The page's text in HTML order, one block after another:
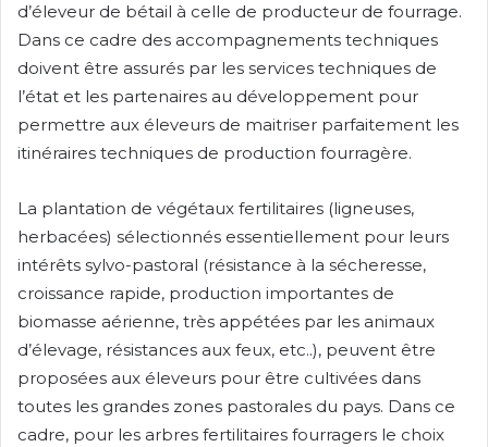
d’éleveur de bétail à celle de producteur de fourrage.
Dans ce cadre des accompagnements techniques
doivent être assurés par les services techniques de
l’état et les partenaires au développement pour
permettre aux éleveurs de maitriser parfaitement les
itinéraires techniques de production fourragère.
La plantation de végétaux fertilitaires (ligneuses,
herbacées) sélectionnés essentiellement pour leurs
intérêts sylvo-pastoral (résistance à la sécheresse,
croissance rapide, production importantes de
biomasse aérienne, très appétées par les animaux
d’élevage, résistances aux feux, etc..), peuvent être
proposées aux éleveurs pour être cultivées dans
toutes les grandes zones pastorales du pays. Dans ce
cadre, pour les arbres fertilitaires fourragers le choix